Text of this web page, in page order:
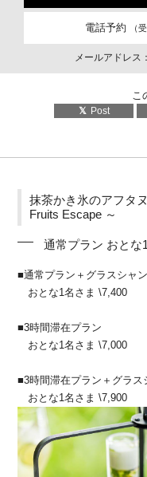
電話予約 （
メールアドレ
こ
Post
抹茶かき氷のアフタ
Fruits Escape ～
通常プラン おとな
■通常プラン＋グラスシャ
おとな1名さま \7,400
■3時間滞在プラン
おとな1名さま \7,000
■3時間滞在プラン＋グラ
おとな1名さま \7,900